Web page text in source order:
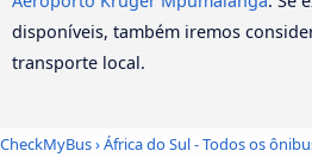
disponíveis, também iremos
transporte local.
CheckMyBus›África do Sul - Todos os